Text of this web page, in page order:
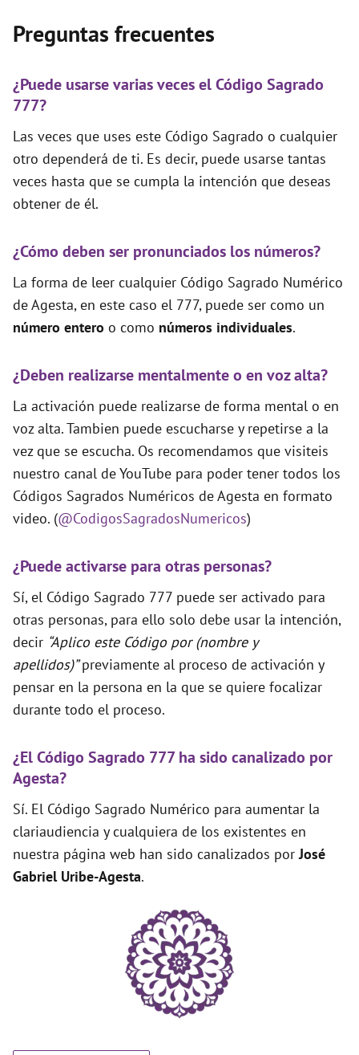
Preguntas frecuentes
¿Puede usarse varias veces el Código Sagrado
777?
Las veces que uses este Código Sagrado o cualquier
otro dependerá de ti. Es decir, puede usarse tantas
veces hasta que se cumpla la intención que deseas
obtener de él.
¿Cómo deben ser pronunciados los números?
La forma de leer cualquier Código Sagrado Numérico
de Agesta, en este caso el 777, puede ser como un
número entero o como números individuales.
¿Deben realizarse mentalmente o en voz alta?
La activación puede realizarse de forma mental o en
voz alta. Tambien puede escucharse y repetirse a la
vez que se escucha. Os recomendamos que visiteis
nuestro canal de YouTube para poder tener todos los
Códigos Sagrados Numéricos de Agesta en formato
video. (@CodigosSagradosNumericos)
¿Puede activarse para otras personas?
Sí, el Código Sagrado 777 puede ser activado para
otras personas, para ello solo debe usar la intención,
decir “Aplico este Código por (nombre y
apellidos)”previamente al proceso de activación y
pensar en la persona en la que se quiere focalizar
durante todo el proceso.
¿El Código Sagrado 777 ha sido canalizado por
Agesta?
Sí. El Código Sagrado Numérico para aumentar la
clariaudiencia y cualquiera de los existentes en
nuestra página web han sido canalizados porJosé
Gabriel Uribe-Agesta.